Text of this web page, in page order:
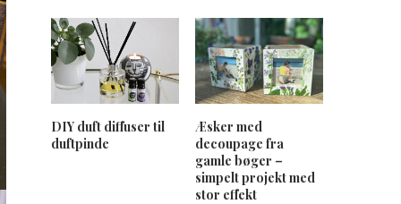
DIY duft diffuser til
duftpinde
Æsker med
decoupage fra
gamle bøger –
simpelt projekt med
stor effekt